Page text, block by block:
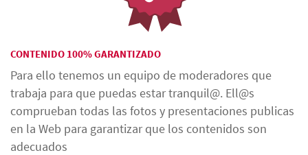
CONTENIDO 100% GARANTIZADO
Para ello tenemos un equipo de moderadores que
trabaja para que puedas estar tranquil@. Ell@s
comprueban todas las fotos y presentaciones publicas
en la Web para garantizar que los contenidos son
adecuados